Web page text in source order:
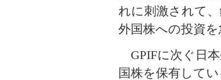
れに刺激されて
外国株への投資
GPIFに次ぐ日本
国株を保有して